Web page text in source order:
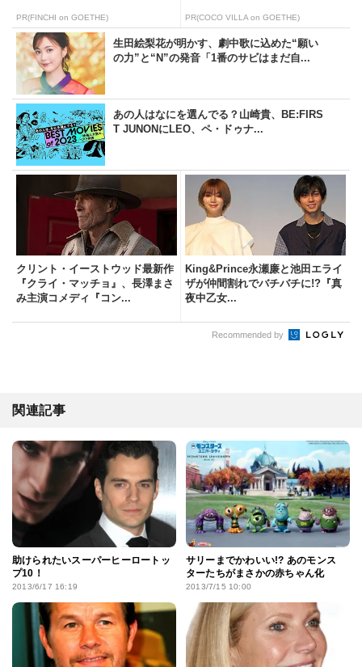
PR(FINCHI on GOETHE) PR(COCO VILLA on GOETHE)
生田絵梨花が明かす、劇中歌に込めた“願い
の力”と“N”の発音「1番のサビはまだ自...
あの人はなにを選んでる？山崎貴、BE:FIRS
T JUNONにLEO、ペ・ドゥナ...
クリント・イーストウッド最新作
『クライ・マッチョ』、長澤まさ
み主演コメディ『コン...
King&Prince永瀬廉と池田エライ
ザが仲間割れでバチバチに!?『真
夜中乙女...
Recommended by
関連記事
助けられたいスーパーヒーロートッ
プ10！
2013/6/17 16:19
サリーまでかわいい!? あのモンス
ターたちがまさかの赤ちゃん化
2013/7/15 10:00